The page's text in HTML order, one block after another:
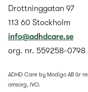
Drottninggatan 97
113 60 Stockholm
info@adhdcare.se
org. nr. 559258-0798
ADHD Care by Modigo AB är
omsorg, IVO.